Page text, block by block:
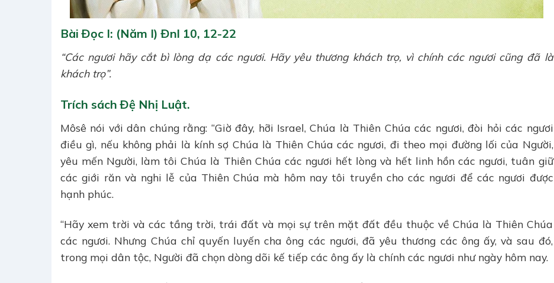
Bài Ðọc I: (Năm I) Ðnl 10, 12-22
“Các ngươi hãy cắt bì lòng dạ các ngươi. Hãy yêu thương khách trọ, vì chính các ngươi cũng đã là
khách trọ”.
Trích sách Ðệ Nhị Luật.
Môsê nói với dân chúng rằng: “Giờ đây, hỡi Israel, Chúa là Thiên Chúa các ngươi, đòi hỏi các ngươi
điều gì, nếu không phải là kính sợ Chúa là Thiên Chúa các ngươi, đi theo mọi đường lối của Người,
yêu mến Người, làm tôi Chúa là Thiên Chúa các ngươi hết lòng và hết linh hồn các ngươi, tuân giữ
các giới răn và nghi lễ của Thiên Chúa mà hôm nay tôi truyền cho các ngươi để các ngươi được
hạnh phúc.
“Hãy xem trời và các tầng trời, trái đất và mọi sự trên mặt đất đều thuộc về Chúa là Thiên Chúa
các ngươi. Nhưng Chúa chỉ quyến luyến cha ông các ngươi, đã yêu thương các ông ấy, và sau đó,
trong mọi dân tộc, Người đã chọn dòng dõi kế tiếp các ông ấy là chính các ngươi như ngày hôm nay.